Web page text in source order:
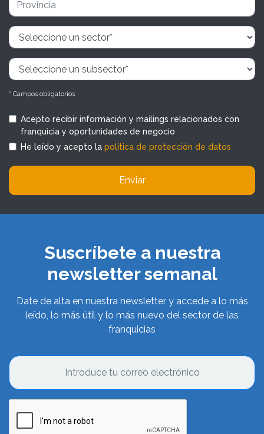
* Campos obligatorios
Acepto recibir información y mailings relacionados con
franquicia y oportunidades de negocio
He leído y acepto la política de protección de datos
Enviar
Suscríbete a nuestra
newsletter semanal
Date de alta en nuestra newsletter y accede a lo más
leído, lo más útil y lo más nuevo del sector de las
franquicias